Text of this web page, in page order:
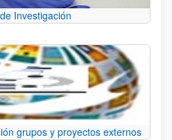
Investigación
grupos y proyectos externos